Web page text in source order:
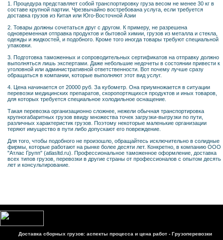
1. Процедура представляет собой транспортировку груза весом не менее 30 кг в
составе крупной партии. Чрезвычайно востребована услуга, если требуется
доставка грузов из Китая или Юго-Восточной Азии
2. Товары должны сочетаться друг с другом. К примеру, не разрешена
одновременная отправка продуктов и бытовой химии, грузов из металла и стекла,
одежды и жидкостей, и подобного. Кроме того иногда товары требуют специальной
упаковки.
3. Подготовка таможенных и сопроводительных сертификатов на отправку должно
выполняться лишь экспертами. Даже небольшие недочеты в состоянии привести к
уголовной или административной ответственности. Вот почему лучше сразу
обращаться в компании, которые выполняют этот вид услуг.
4. Цена начинается от 20000 руб. За кубометр. Она приумножается в ситуации
перевозки медицинских препаратов, скоропортящихся продуктов и иных товаров,
для которых требуется специальное холодильное оснащение.
Такая перевозка организационно сложнее, нежели обычная транспортировка
крупногабаритных грузов ввиду множества точек загрузки-выгрузки по пути,
различных характеристик грузов. Поэтому некоторые маленькие организации
теряют имущество в пути либо допускают его повреждение.
Для того, чтобы подобного не произошло, обращайтесь исключительно в солидные
фирмы, которые работают на рынке более десяти лет. Конкретно, в компанию ООО
"Атлас Групп" (atlasltd.ru). Профессиональное таможенное оформление, доставка
всех типов грузов, перевозки в другие страны от профессионалов с опытом десять
лет и консультирование.
Доставка сборных грузов: аспекты процесса и цена работ - Грузоперевозки